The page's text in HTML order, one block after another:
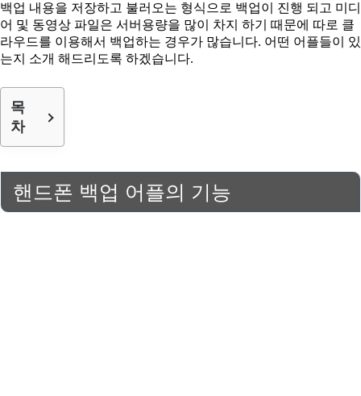
백업 내용을 저장하고 불러오는 형식으로 백업이 진행 되고 미디
어 및 동영상 파일은 서버용량을 많이 차지 하기 때문에 따로 클
라우드를 이용해서 백업하는 경우가 많습니다. 어떤 어플들이 있
는지 소개 해드리도록 하겠습니다.
목
차
핸드폰 백업 어플의 기능